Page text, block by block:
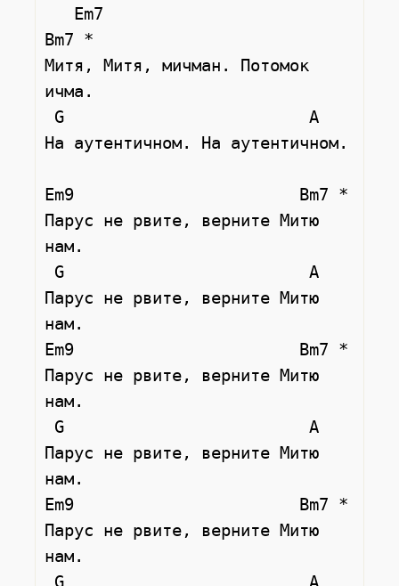
Bm7 *
Митя, Митя, мичман. Потомок
ичма.
На аутентичном. На аутентичном.
Em9                       Bm7 *
Парус не рвите, верните Митю
нам.
Парус не рвите, верните Митю
нам.
Em9                       Bm7 *
Парус не рвите, верните Митю
нам.
Парус не рвите, верните Митю
нам.
Em9                       Bm7 *
Парус не рвите, верните Митю
нам.